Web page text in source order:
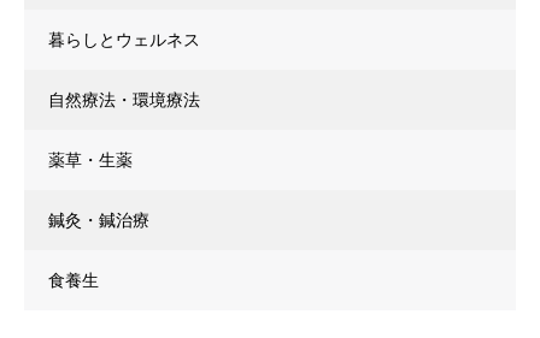
暮らしとウェルネス
自然療法・環境療法
薬草・生薬
鍼灸・鍼治療
食養生